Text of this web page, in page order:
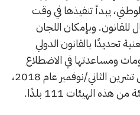
يبدأ تنفيذها في وقت
للقانون. وبإمكان اللجان
تحديدًا بالقانون الدولي
ومساعدتها في الاضطلاع
بهذه المهمة المعقدة. وبحلول تشرين الثاني/نوفمبر عام 2018،
الهيئات 111 بلدًا.